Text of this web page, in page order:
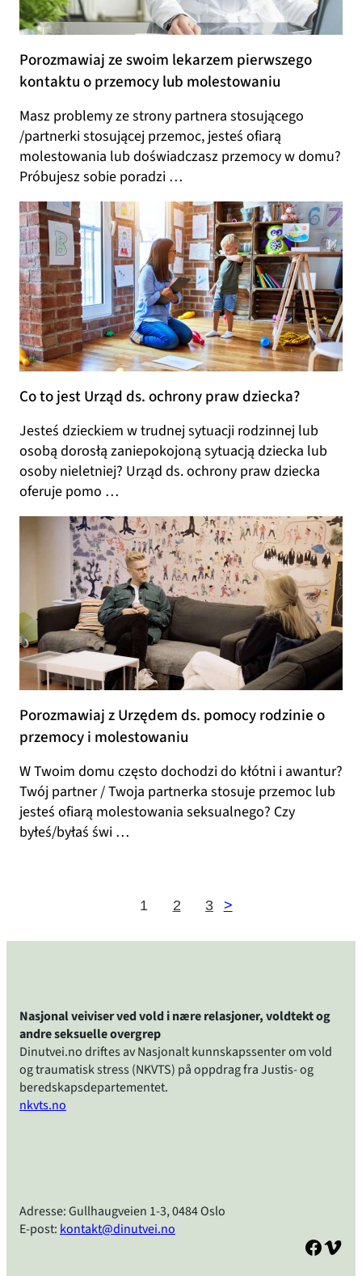
Porozmawiaj ze swoim lekarzem pierwszego
kontaktu o przemocy lub molestowaniu
Masz problemy ze strony partnera stosującego
/partnerki stosującej przemoc, jesteś ofiarą
molestowania lub doświadczasz przemocy w domu?
Próbujesz sobie poradzi …
Co to jest Urząd ds. ochrony praw dziecka?
Jesteś dzieckiem w trudnej sytuacji rodzinnej lub
osobą dorosłą zaniepokojoną sytuacją dziecka lub
osoby nieletniej? Urząd ds. ochrony praw dziecka
oferuje pomo …
Porozmawiaj z Urzędem ds. pomocy rodzinie o
przemocy i molestowaniu
W Twoim domu często dochodzi do kłótni i awantur?
Twój partner / Twoja partnerka stosuje przemoc lub
jesteś ofiarą molestowania seksualnego? Czy
byłeś/byłaś świ …
1 2 3 >
Nasjonal veiviser ved vold i nære relasjoner, voldtekt og
andre seksuelle overgrep
Dinutvei.no driftes av Nasjonalt kunnskapssenter om vold
og traumatisk stress (NKVTS) på oppdrag fra Justis- og
beredskapsdepartementet.
nkvts.no
Adresse: Gullhaugveien 1-3, 0484 Oslo
E-post:kontakt@dinutvei.no
Facebook Vimeo